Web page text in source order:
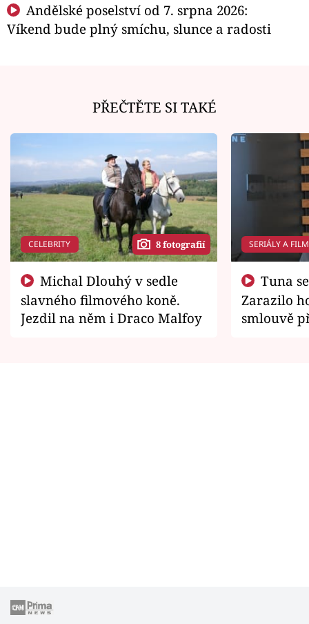
Andělské poselství od 7. srpna 2026:
Víkend bude plný smíchu, slunce a radosti
PŘEČTĚTE SI TAKÉ
CELEBRITY 8 fotografií
slavného filmového koně.
Jezdil na něm i Draco Malfoy
SERIÁLY A
Zarazilo
smlouvě